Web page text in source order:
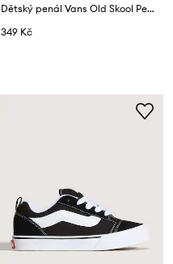
Dětský penál Vans Old Skool Pencil Pouch
349 Kč